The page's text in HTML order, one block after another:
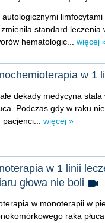
autologicznymi
standard
hematologic...
więcej
w 1
dekady medycyna
Podczas gdy w raku
więcej »
w 1 linii
głowa nie boli
w monoterapii w
raka